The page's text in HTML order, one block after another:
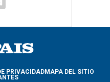
PRIVACIDADMAPA DEL SITIO